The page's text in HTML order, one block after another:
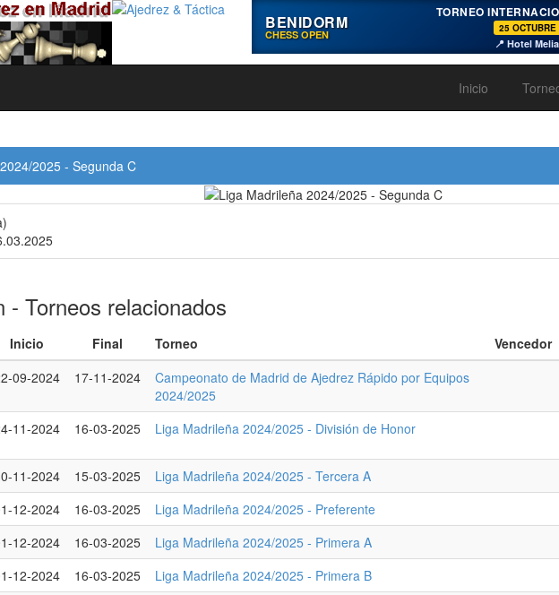
BENIDORM
CHESS OPEN
TORNEO
25
📍 Hotel
Inicio
2025 - Segunda C
- Torneos relacionados
Inicio Final Torneo Vencedor
09-2024 17-11-2024
Campeonato de Madrid de Ajedrez Rápido por Equipos
2024/2025
11-2024 16-03-2025 Liga Madrileña 2024/2025 - División de Honor
11-2024 15-03-2025 Liga Madrileña 2024/2025 - Tercera A
12-2024 16-03-2025 Liga Madrileña 2024/2025 - Preferente
12-2024 16-03-2025 Liga Madrileña 2024/2025 - Primera A
12-2024 16-03-2025 Liga Madrileña 2024/2025 - Primera B